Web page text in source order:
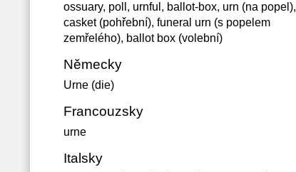
ossuary, poll, urnful, ballot-box, urn (na popel),
casket (pohřební), funeral urn (s popelem
zemřelého), ballot box (volební)
Německy
Urne (die)
Francouzsky
urne
Italsky